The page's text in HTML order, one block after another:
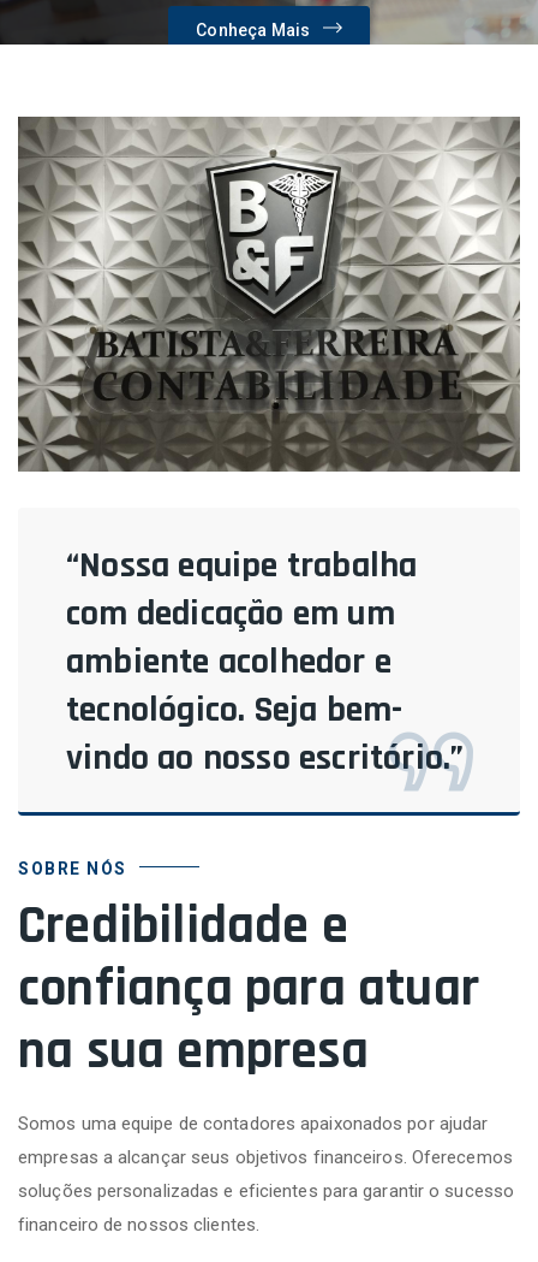
Conheça Mais
“Nossa equipe trabalha
com dedicação em um
ambiente acolhedor e
tecnológico. Seja bem-
vindo ao nosso escritório.”
SOBRE NÓS
Credibilidade e
confiança para atuar
na sua empresa
Somos uma equipe de contadores apaixonados por ajudar
empresas a alcançar seus objetivos financeiros. Oferecemos
soluções personalizadas e eficientes para garantir o sucesso
financeiro de nossos clientes.